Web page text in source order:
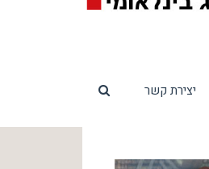
יצירת קשר